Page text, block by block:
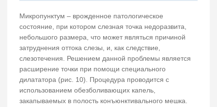
Микропунктум – врожденное патологическое
состояние, при котором слезная точка недоразвита,
небольшого размера, что может являться причиной
затруднения оттока слезы, и, как следствие,
слезотечения. Решением данной проблемы является
расширение точки при помощи специального
дилататора (рис. 10). Процедура проводится с
использованием обезболивающих капель,
закапываемых в полость конъюнктивального мешка.